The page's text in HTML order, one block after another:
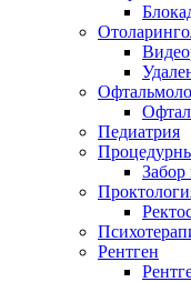
Педиатрия
Забор
Рентген